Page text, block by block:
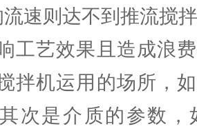
速则达不到推流搅
工艺效果且造成浪
拌机运用的场所，
次是介质的参数，